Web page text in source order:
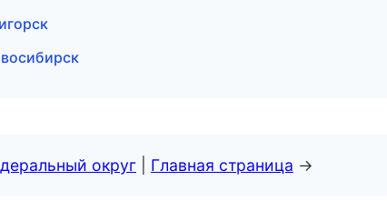
округ Главная страница →